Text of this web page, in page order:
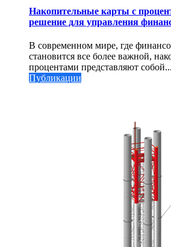
Накопительные карты с
решение для управления
В современном мире, где
становится все более важной,
процентами представляют собой...
Публикации